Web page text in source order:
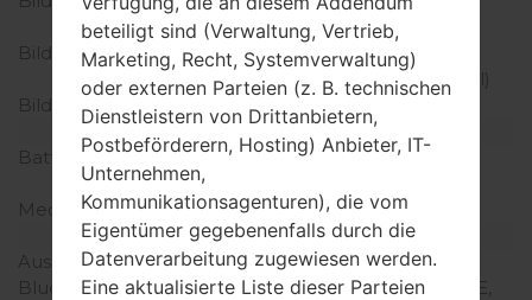
Touchscreen
Bildschirmerweiterung
720 x 1280 Pixel (~258
Dichte der Pixel pro Zoll)
Bildschirmfarben
16M Farben
Batterie und Tastatur
Batteriekapazität
nicht entfernbar Li-Ion
Mechanische Tastatur
-
Interfaces
Ausgabe für Audio
3.5mm jack
Bluetooth
Version 4.2, A2DP, HS, LE,
beteiligt sind (Verwaltung, Vertrieb,
Marketing, Recht, Systemverwaltung)
oder externen Parteien (z. B. technischen
Dienstleistern von Drittanbietern,
Postbeförderern, Hosting) Anbieter, IT-
Unternehmen,
Kommunikationsagenturen), die vom
Eigentümer gegebenenfalls durch die
Datenverarbeitung zugewiesen werden.
Eine aktualisierte Liste dieser Parteien